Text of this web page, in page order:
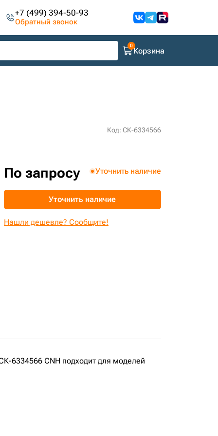
+7 (499) 394-50-93
Обратный звонок
Корзина
Код: СК-6334566
По запросу Уточнить наличие
Уточнить наличие
Нашли дешевле? Сообщите!
6334566 CNH подходит для моделей